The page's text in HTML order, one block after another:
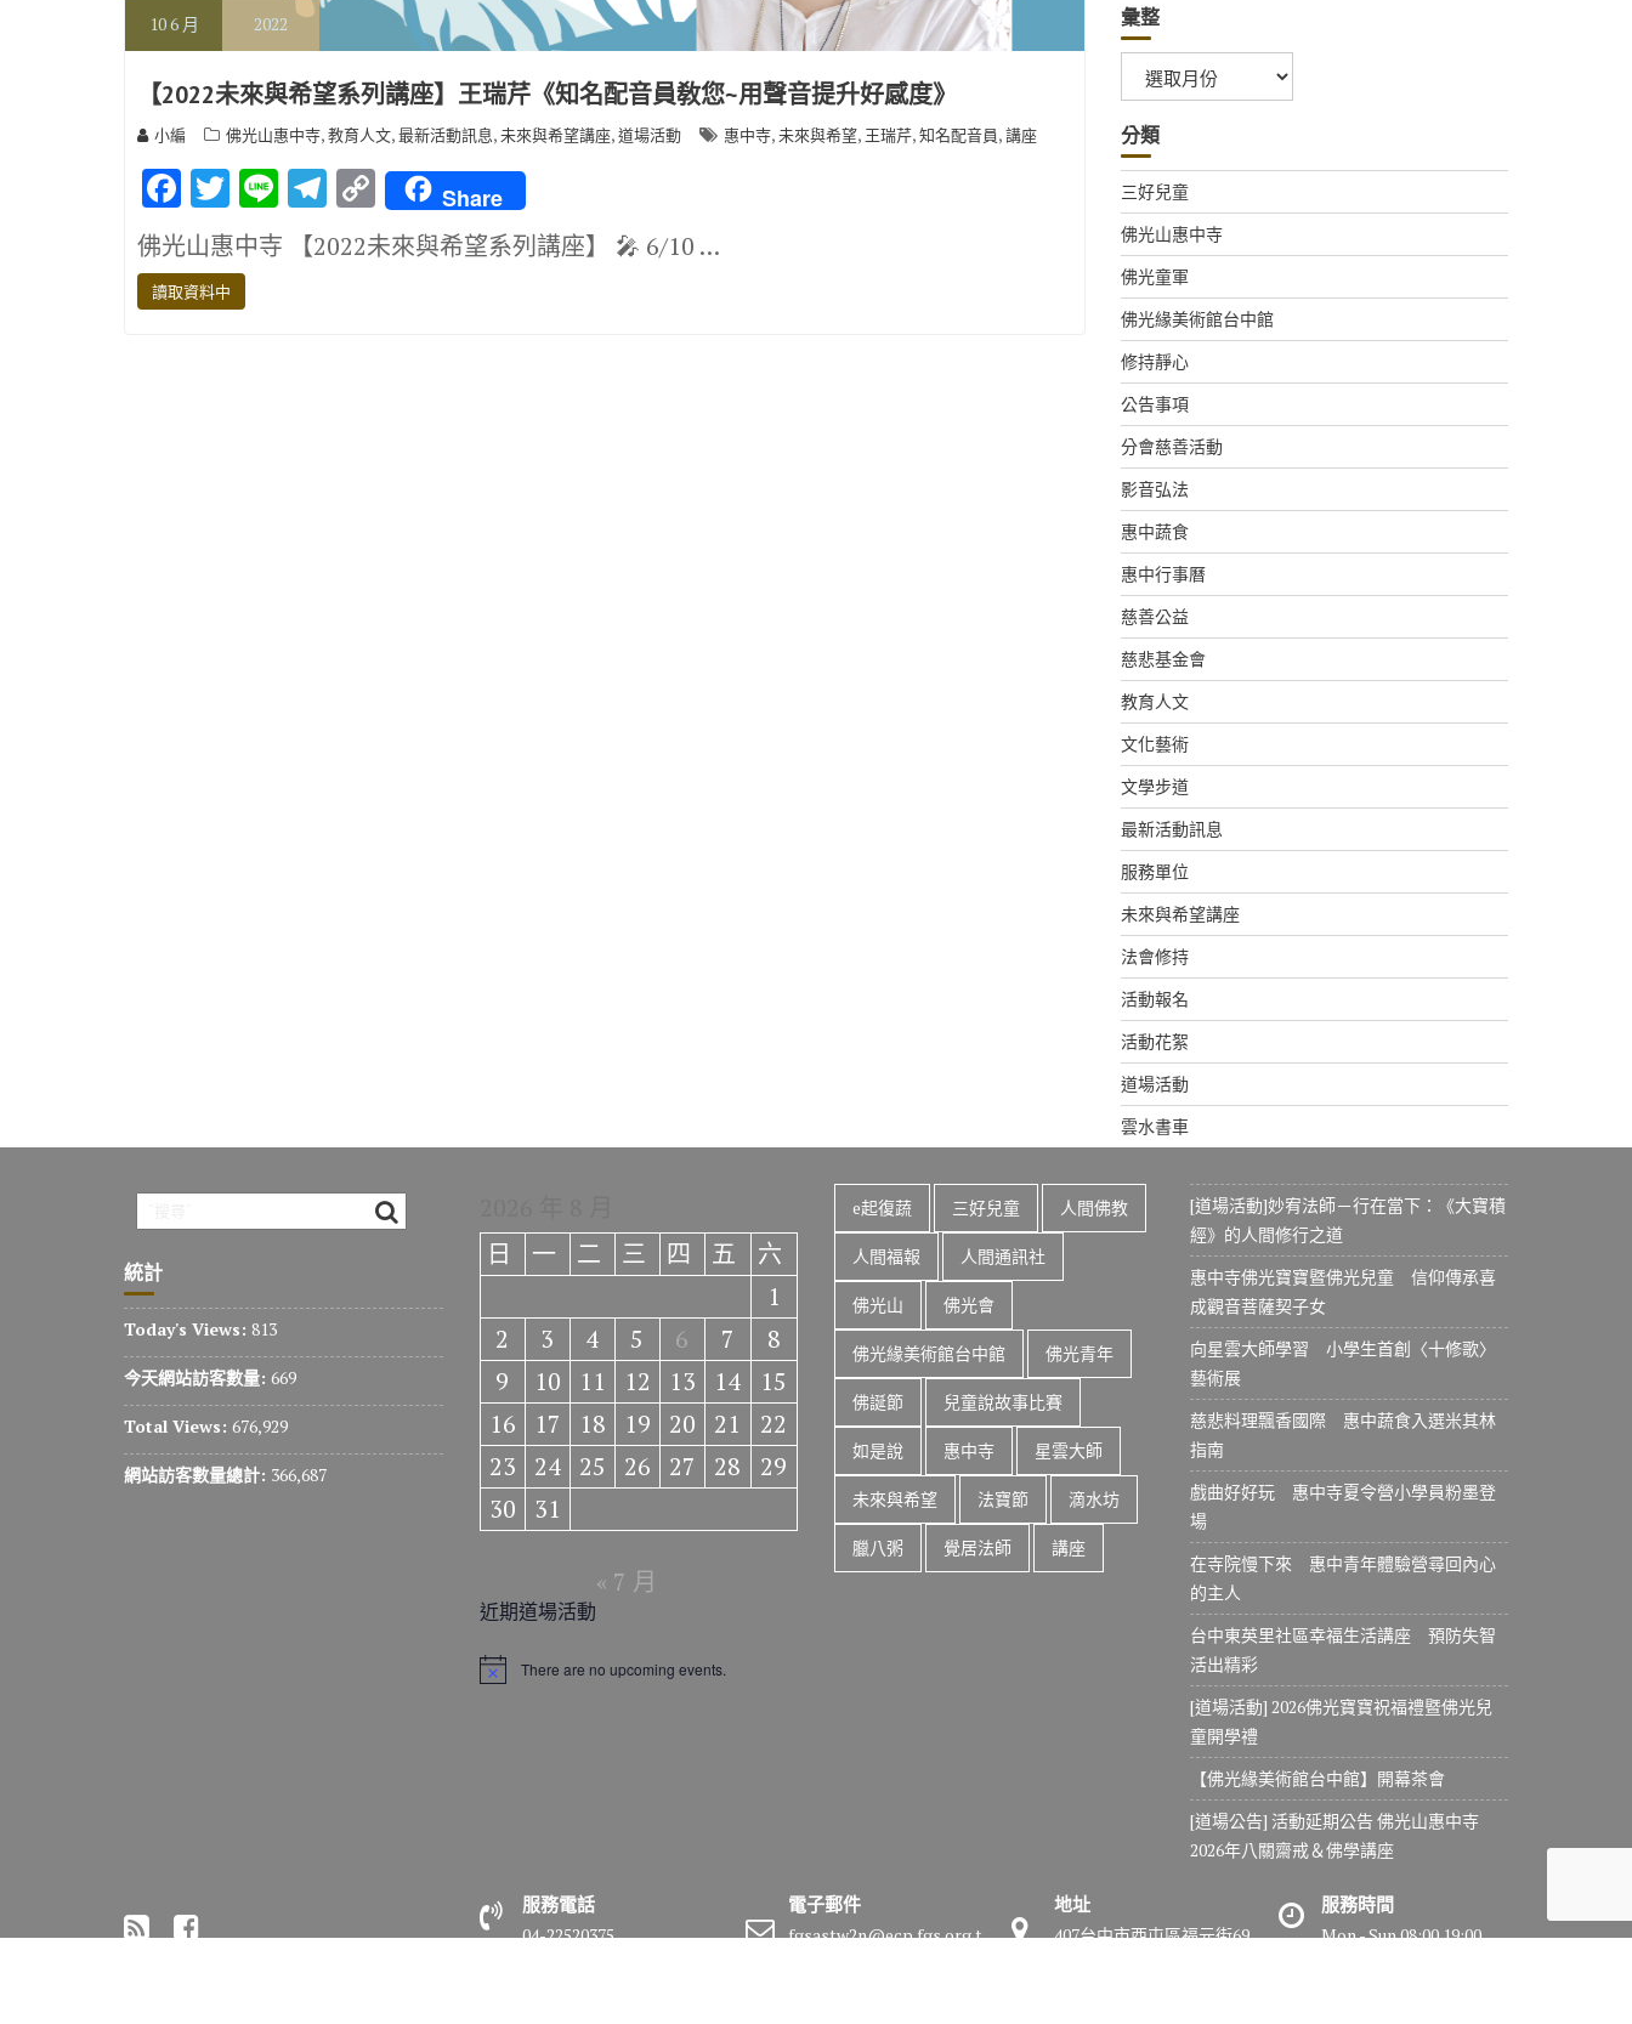
106 月 2022
【2022未來與希望系列講座】王瑞芹《知名配音員敎您~用聲音提升好感度》
小編 佛光山惠中寺,教育人文,最新活動訊息,未來與希望講座,道場活動 惠中寺,未來與希望, 王瑞芹,知名配音員,講座
F
ac
e
b
T
w
it
te
Li
n
e
T
el
e
C
o
p
Share
佛光山惠中寺 【2022未來與希望系列講座】 🎤 6/10 …
讀取資料中
彙整
整
分類
三好兒童
佛光山惠中寺
佛光童軍
佛光緣美術館台中館
修持靜心
公告事項
分會慈善活動
影音弘法
惠中蔬食
惠中行事曆
慈善公益
慈悲基金會
教育人文
文化藝術
文學步道
最新活動訊息
服務單位
未來與希望講座
法會修持
活動報名
活動花絮
道場活動
雲水書車
統計
Today's Views: 813
今天網站訪客數量: 669
Total Views: 676,929
網站訪客數量總計: 366,687
日
一 二 三 四 五
六
1
2
3 4 5 6 7
8
9
10 11 12 13 14
15
16
17 18 19 20 21
22
23
24 25 26 27 28
29
30
31
« 7 月
近期道場活動
N
There are no upcoming events.
e起復蔬 三好兒童 人間佛教
人間福報 人間通訊社
佛光山 佛光會
佛光緣美術館台中館 佛光青年
佛誕節 兒童說故事比賽
如是說 惠中寺 星雲大師
未來與希望 法寶節 滴水坊
臘八粥 覺居法師 講座
[道場活動]妙宥法師－行在當下：《大寶積
經》的人間修行之道
惠中寺佛光寶寶暨佛光兒童 信仰傳承喜
成觀音菩薩契子女
向星雲大師學習 小學生首創〈十修歌〉
藝術展
慈悲料理飄香國際 惠中蔬食入選米其林
指南
戲曲好好玩 惠中寺夏令營小學員粉墨登
場
在寺院慢下來 惠中青年體驗營尋回內心
的主人
台中東英里社區幸福生活講座 預防失智
活出精彩
[道場活動] 2026佛光寶寶祝福禮暨佛光兒
童開學禮
【佛光緣美術館台中館】開幕茶會
[道場公告] 活動延期公告 佛光山惠中寺
2026年八關齋戒＆佛學講座
服務電話
04-22520375
電子郵件
fgsastw2n@ecp.fgs.org.t
地址
407台中市西屯區福元街69
服務時間
Mon - Sun 08:00 19:00